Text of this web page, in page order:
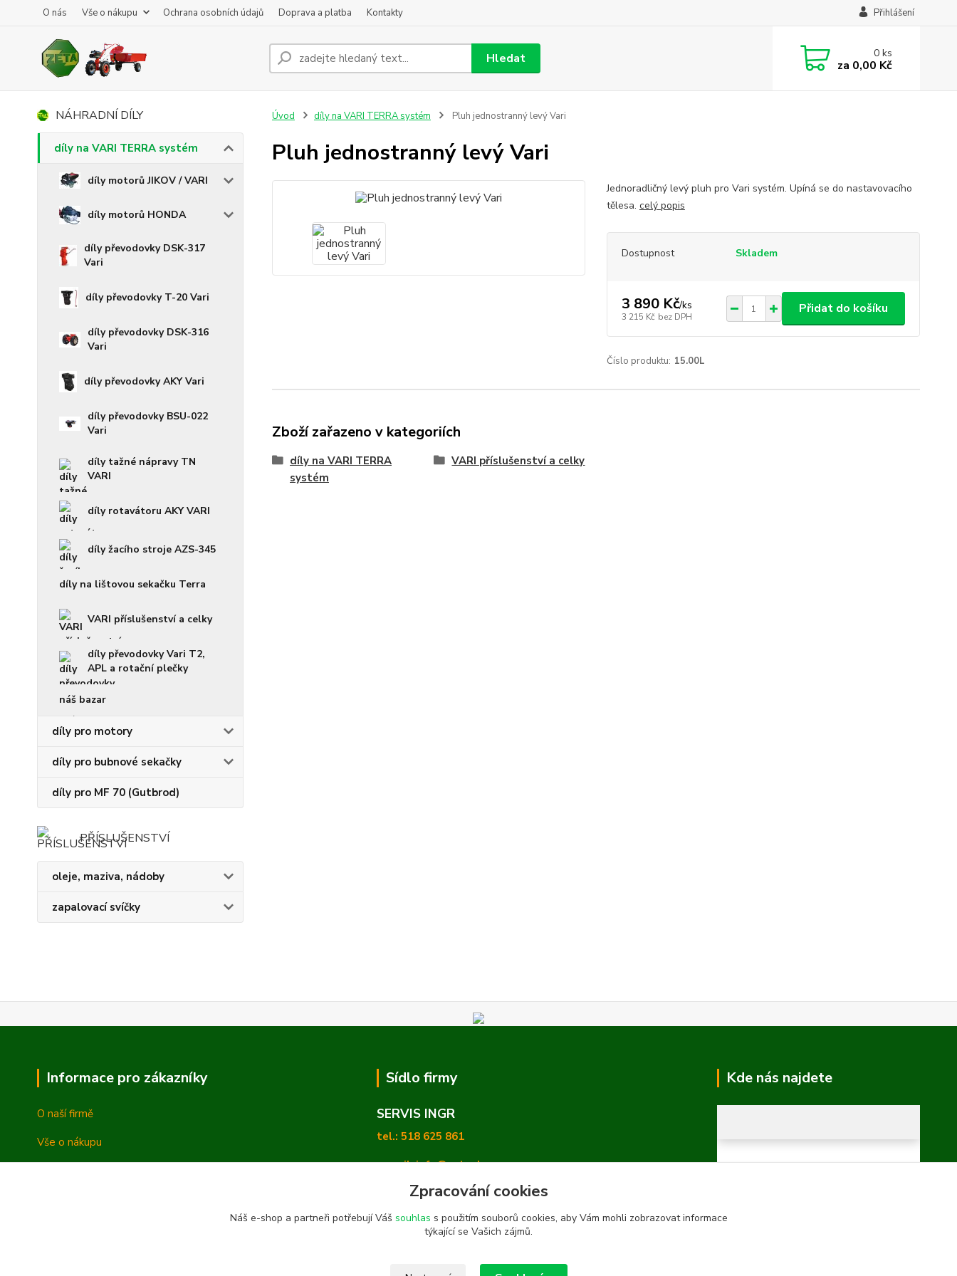
O nás Vše o nákupu Ochrana osobních údajů Doprava a platba Kontakty Přihlášení
Hledat 0ks
za 0,00 Kč
NÁHRADNÍ DÍLY
díly na VARI TERRA systém
díly motorů JIKOV / VARI
díly motorů HONDA
díly převodovky DSK-317
Vari
díly převodovky T-20 Vari
díly převodovky DSK-316
Vari
díly převodovky AKY Vari
díly převodovky BSU-022
Vari
díly tažné nápravy TN
VARI
díly rotavátoru AKY VARI
díly žacího stroje AZS-345
díly na lištovou sekačku Terra
VARI příslušenství a celky
díly převodovky Vari T2,
APL a rotační plečky
náš bazar
díly pro motory
díly pro bubnové sekačky
díly pro MF 70 (Gutbrod)
PŘÍSLUŠENSTVÍ
oleje, maziva, nádoby
zapalovací svíčky
Úvod díly na VARI TERRA systém Pluh jednostranný levý Vari
Pluh jednostranný levý Vari
Jednoradličný levý pluh pro Vari systém. Upíná se do nastavovacího
tělesa. celý popis
Dostupnost Skladem
3 890 Kč/ks
3 215 Kč bez DPH
Přidat do košíku
Číslo produktu: 15.00L
Zboží zařazeno v kategoriích
díly na VARI TERRA
systém
VARI příslušenství a celky
Informace pro zákazníky
O naší firmě
Vše o nákupu
Sídlo firmy
SERVIS INGR
tel.: 518 625 861
e-mail: info@zetashop.cz
Mgr. Olga Hradilová, Ph. D.
Skoronice 169, Vlkoš 696 41
Kde nás najdete
Zpracování cookies
Náš e-shop a partneři potřebují Váš souhlas s použitím souborů cookies, aby Vám mohli zobrazovat informace
týkající se Vašich zájmů.